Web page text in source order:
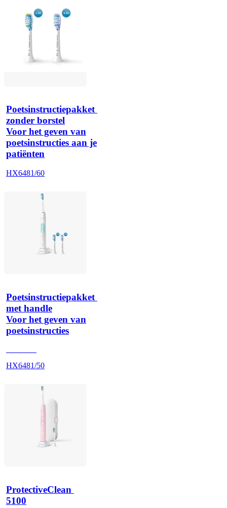
Poetsinstructiepakket
zonder borstel
Voor het geven van
poetsinstructies aan je
patiënten
HX6481/60
Poetsinstructiepakket
met handle
Voor het geven van
poetsinstructies
HX6481/50
ProtectiveClean
5100